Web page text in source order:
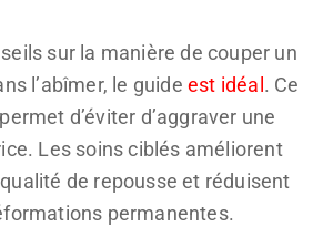
sur la manière de couper un
l’abîmer, le guide est idéal. Ce
d’éviter d’aggraver une
Les soins ciblés améliorent
de repousse et réduisent
permanentes.